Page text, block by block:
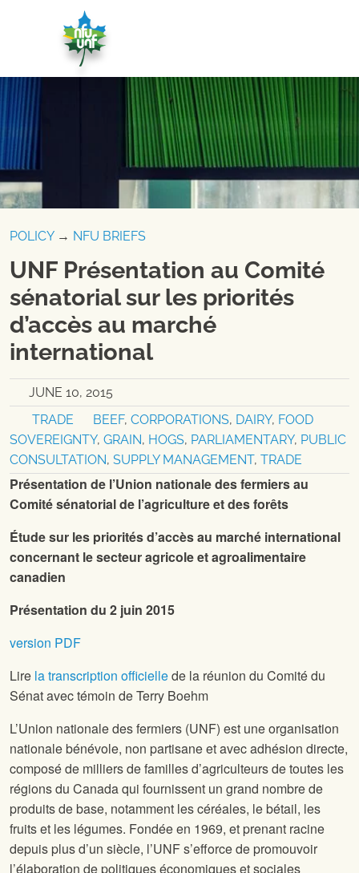
POLICY→ NFU BRIEFS
UNF Présentation au Comité
sénatorial sur les priorités
d’accès au marché
international
JUNE 10, 2015
TRADE
BEEF, CORPORATIONS, DAIRY, FOOD
SOVEREIGNTY, GRAIN, HOGS, PARLIAMENTARY, PUBLIC
CONSULTATION, SUPPLY MANAGEMENT, TRADE
Présentation de l’Union nationale des fermiers au
Comité sénatorial de l’agriculture et des forêts
Étude sur les priorités d’accès au marché international
concernant le secteur agricole et agroalimentaire
canadien
Présentation du 2 juin 2015
version PDF
Lire la transcription officiellede la réunion du Comité du
Sénat avec témoin de Terry Boehm
L’Union nationale des fermiers (UNF) est une organisation
nationale bénévole, non partisane et avec adhésion directe,
composé de milliers de familles d’agriculteurs de toutes les
régions du Canada qui fournissent un grand nombre de
produits de base, notamment les céréales, le bétail, les
fruits et les légumes. Fondée en 1969, et prenant racine
depuis plus d’un siècle, l’UNF s’efforce de promouvoir
l’élaboration de politiques économiques et sociales